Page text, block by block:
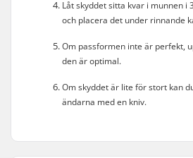
Låt skyddet sitta kvar i munnen i
och placera det under rinnande
Om passformen inte är perfekt,
den är optimal.
Om skyddet är lite för stort kan
ändarna med en kniv.